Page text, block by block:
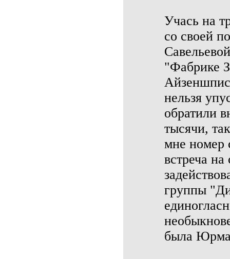
Учась на
со своей
"Фабрике
нельзя
обратили
тысячи,
мне номер
встреча на
группы
была